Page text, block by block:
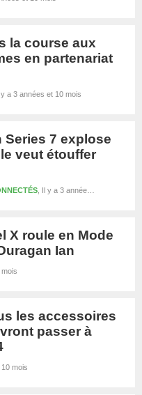
la course aux
en partenariat
y a 3 années et 10 mois
Series 7 explose
veut étouffer
Il y a 3 années et 10 mois
X roule en Mode
Ian
les accessoires
passer à
mois